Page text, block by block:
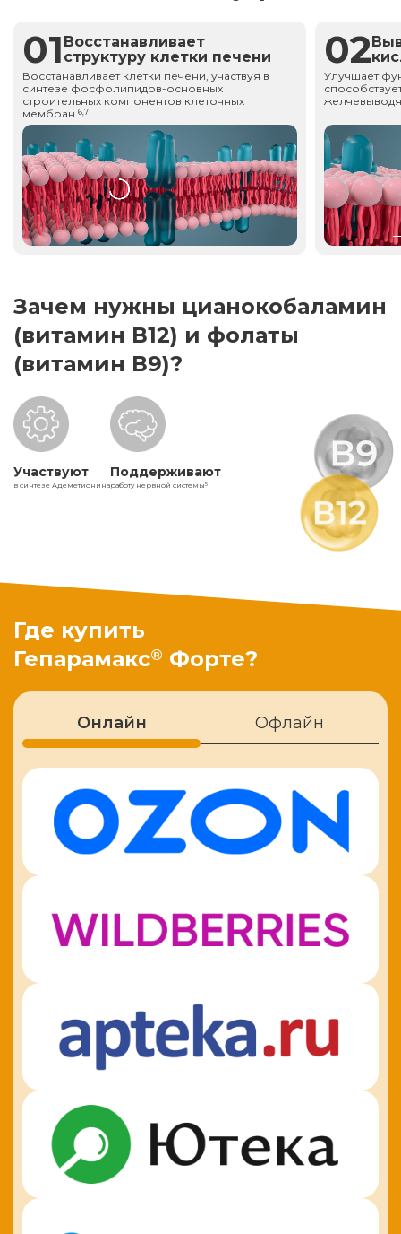
01 Восстанавливает
структуру клетки печени
Восстанавливает клетки печени, участвуя в
синтезе фосфолипидов-основных
строительных компонентов клеточных
мембран.6,7
02
Улучшает
Зачем нужны цианокобаламин
(витамин В12) и фолаты
(витамин В9)?
Участвуют
в синтезе Адеметионина
Поддерживают
работу нервной системы5
Где купить
Гепарамакс® Форте?
Онлайн Офлайн